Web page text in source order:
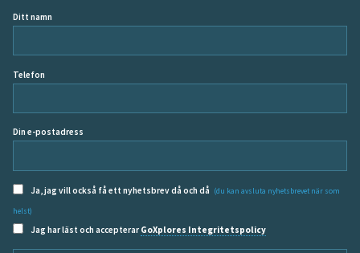
Ditt namn
Telefon
Din e-postadress
Ja, jag vill också få ett nyhetsbrev då och då (du kan avsluta nyhetsbrevet när som
helst)
Jag har läst och accepterar GoXplores Integritetspolicy